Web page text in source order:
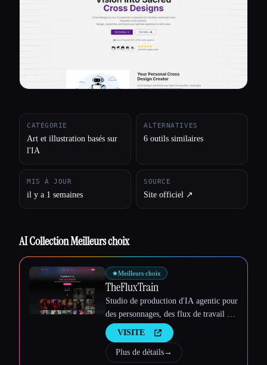
CATÉGORIE
Art et illustration basés sur
l'IA
ALTERNATIVES
6 outils similaires
MIS À JOUR
il y a 1 semaines
SOURCE
Site officiel ↗︎
AI Collection Meilleurs choix
★Meilleurs choix
TheFluxTrain
Studio de production d'IA agentic pour
des personnages, des flux de travail et
des vidéos cohérents
VISITE
Plus de détails→